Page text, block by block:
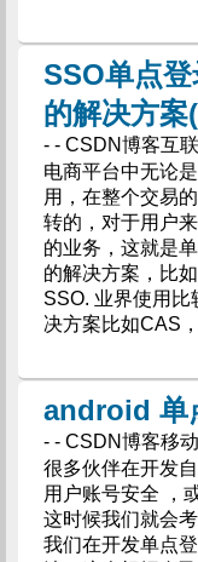
SSO单点
的解决方案
- - CSDN博客互
电商平台中无论
用，在整个交易
转的，对于用户
的业务，这就是
的解决方案，比
SSO. 业界使用
决方案比如CAS
android 单
- - CSDN博客移
很多伙伴在开发
用户账号安全 ，
这时候我们就会
我们在开发单点